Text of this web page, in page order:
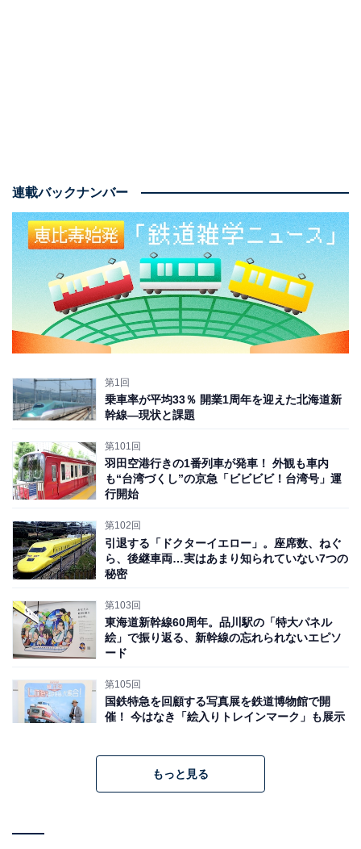
連載バックナンバー
第1回
乗車率が平均33％ 開業1周年を迎えた北海道新
幹線―現状と課題
第101回
羽田空港行きの1番列車が発車！ 外観も車内
も“台湾づくし”の京急「ビビビビ！台湾号」運
行開始
第102回
引退する「ドクターイエロー」。座席数、ねぐ
ら、後継車両…実はあまり知られていない7つの
秘密
第103回
東海道新幹線60周年。品川駅の「特大パネル
絵」で振り返る、新幹線の忘れられないエピソ
ード
第105回
国鉄特急を回顧する写真展を鉄道博物館で開
催！ 今はなき「絵入りトレインマーク」も展示
もっと見る